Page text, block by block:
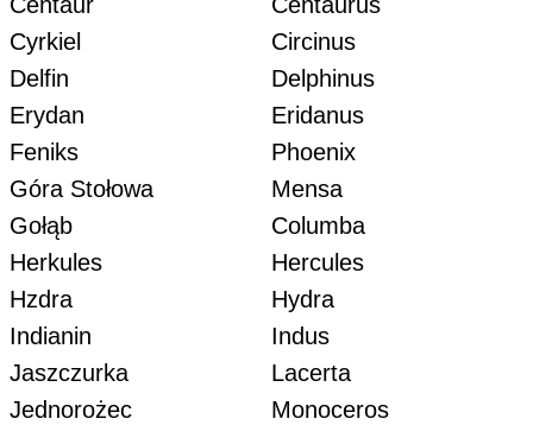
Cyrkiel
Circinus
Delfin
Delphinus
Erydan
Eridanus
Feniks
Phoenix
Góra Stołowa
Mensa
Gołąb
Columba
Herkules
Hercules
Hzdra
Hydra
Indianin
Indus
Jaszczurka
Lacerta
Jednorożec
Monoceros